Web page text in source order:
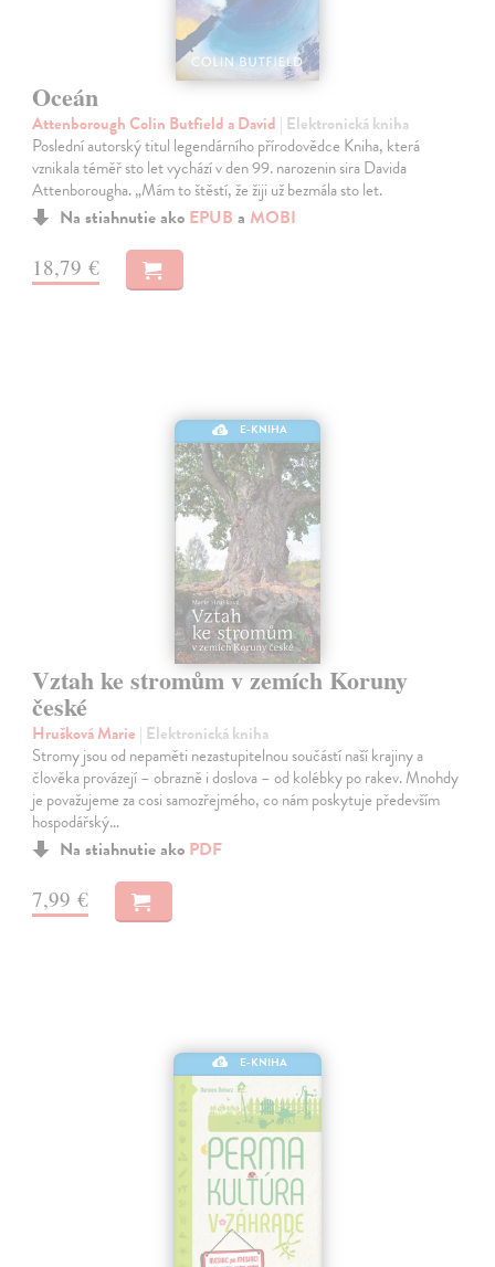
Oceán
Attenborough Colin Butfield a David | Elektronická kniha
Poslední autorský titul legendárního přírodovědce Kniha, která
vznikala téměř sto let vychází v den 99. narozenin sira Davida
Attenborougha. „Mám to štěstí, že žiji už bezmála sto let.
Na stiahnutie ako EPUB a MOBI
18,79 €
E-KNIHA
Vztah ke stromům v zemích Koruny
české
Hrušková Marie | Elektronická kniha
Stromy jsou od nepaměti nezastupitelnou součástí naší krajiny a
člověka provázejí – obrazně i doslova – od kolébky po rakev. Mnohdy
je považujeme za cosi samozřejmého, co nám poskytuje především
hospodářský…
Na stiahnutie ako PDF
7,99 €
E-KNIHA